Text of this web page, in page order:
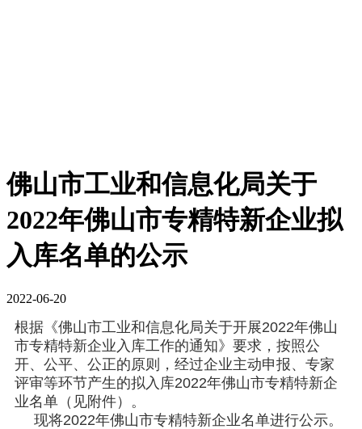
佛山市工业和信息化局关于
2022年佛山市专精特新企业拟
入库名单的公示
2022-06-20
根据《佛山市工业和信息化局关于开展2022年佛山
市专精特新企业入库工作的通知》要求，按照公
开、公平、公正的原则，经过企业主动申报、专家
评审等环节产生的拟入库2022年佛山市专精特新企
业名单（见附件）。
现将2022年佛山市专精特新企业名单进行公示。